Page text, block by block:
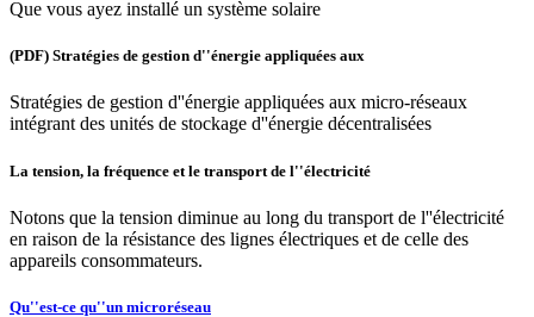
Que vous ayez installé un système solaire
(PDF) Stratégies de gestion d''énergie appliquées aux
Stratégies de gestion d''énergie appliquées aux micro-réseaux
intégrant des unités de stockage d''énergie décentralisées
La tension, la fréquence et le transport de l''électricité
Notons que la tension diminue au long du transport de l''électricité
en raison de la résistance des lignes électriques et de celle des
appareils consommateurs.
Qu''est-ce qu''un microréseau